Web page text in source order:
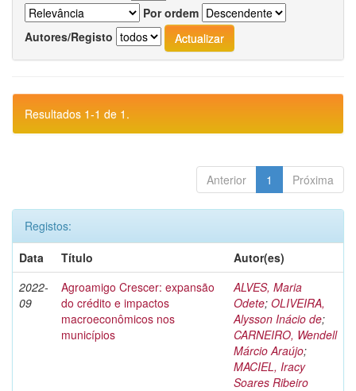
Por ordem
Autores/Registo
Resultados 1-1 de 1.
Anterior 1 Próxima
Registos:
Data
Título
Autor(es)
2022-
09
Agroamigo Crescer: expansão
do crédito e impactos
macroeconômicos nos
municípios
ALVES, Maria
Odete; OLIVEIRA,
Alysson Inácio de;
CARNEIRO, Wendell
Márcio Araújo;
MACIEL, Iracy
Soares Ribeiro